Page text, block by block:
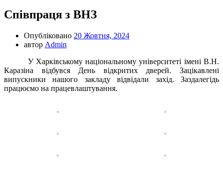
Співпраця з ВНЗ
Опубліковано 20 Жовтня, 2024
автор Admin
У Харківському національному університеті імені В.Н.
Каразіна відбувся День відкритих дверей. Зацікавлені
випускники нашого закладу відвідали захід. Заздалегідь
працюємо на працевлаштування.